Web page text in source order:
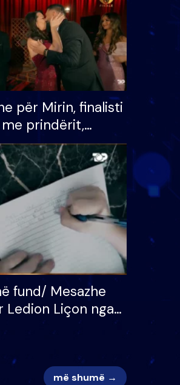
për Mirin, finalisti
prindërit,
bashkëshorten:
letër divorci
fund/ Mesazhe
Ledion Liçon nga
tij, moderatori
më shumë →